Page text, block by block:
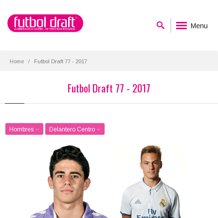
Menu
Home Futbol Draft 77 - 2017
Futbol Draft 77 - 2017
Hombres Delantero Centro
Miguel de la Fuente
Posición:
Delantero Centro
Fecha de nacimiento:
1999-09-03
Dani Gómez
Posición:
Delantero Centro
Fecha de nacimiento:
1998-07-30